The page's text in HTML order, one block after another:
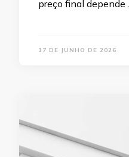
preço final depende …
17 DE JUNHO DE 2026